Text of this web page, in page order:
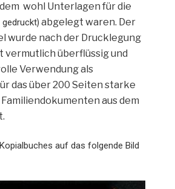
wohl Unterlagen für die
gedruckt) abgelegt waren. Der
wurde nach der Drucklegung
vermutlich überflüssig und
Verwendung als
das über 200 Seiten starke
aus dem
auf das folgende Bild